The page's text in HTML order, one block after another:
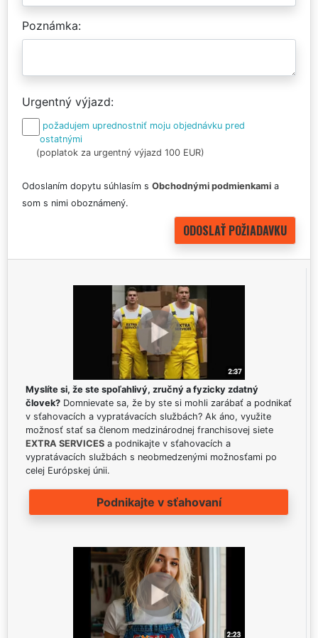
Poznámka
Urgentný výjazd
požadujem uprednostniť moju objednávku pred
ostatnými
(poplatok za urgentný výjazd 100 EUR)
Odoslaním dopytu súhlasím s Obchodnými podmienkami a
som s nimi oboznámený.
Myslíte si, že ste spoľahlivý, zručný a fyzicky zdatný
človek? Domnievate sa, že by ste si mohli zarábať a podnikať
v sťahovacích a vypratávacích službách? Ak áno, využite
možnosť stať sa členom medzinárodnej franchisovej siete
EXTRA SERVICES a podnikajte v sťahovacích a
vypratávacích službách s neobmedzenými možnosťami po
celej Európskej únii.
Podnikajte v sťahovaní